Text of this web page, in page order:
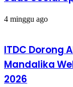
4 minggu ago
ITDC Dorong
Mandalika
2026